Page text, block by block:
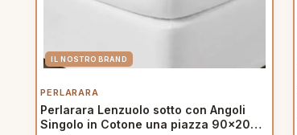
PERLARARA
Perlarara Lenzuolo sotto con Angoli
Singolo in Cotone una piazza 90x200